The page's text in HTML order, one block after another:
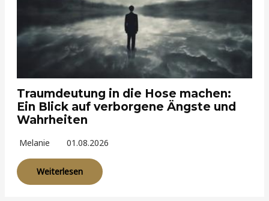
Traumdeutung in die Hose machen:
Ein Blick auf verborgene Ängste und
Wahrheiten
Melanie 01.08.2026
Weiterlesen